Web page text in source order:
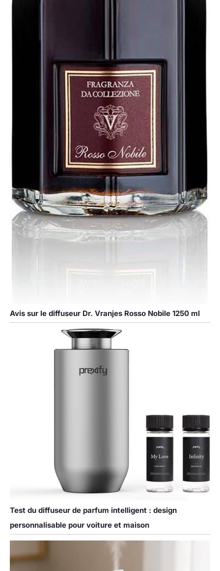
Avis sur le diffuseur Dr. Vranjes Rosso Nobile 1250 ml
Test du diffuseur de parfum intelligent : design
personnalisable pour voiture et maison